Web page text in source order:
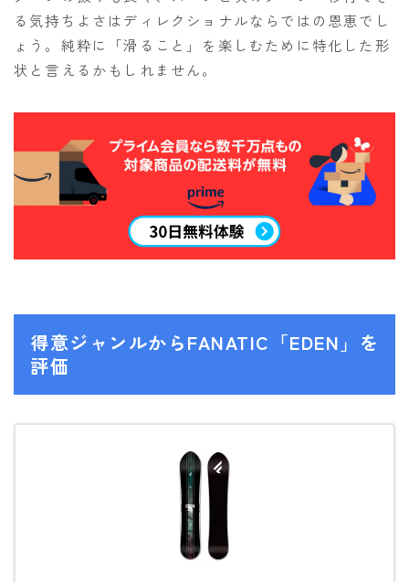
る気持ちよさはディレクショナルならではの恩恵でし
ょう。純粋に「滑ること」を楽しむために特化した形
状と言えるかもしれません。
得意ジャンルからFANATIC「EDEN」を
評価